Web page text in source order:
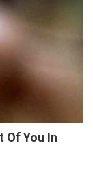
Of You In